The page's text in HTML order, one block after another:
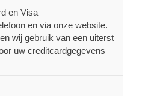
en Visa
en via onze website.
wij gebruik van een uiterst
uw creditcardgegevens